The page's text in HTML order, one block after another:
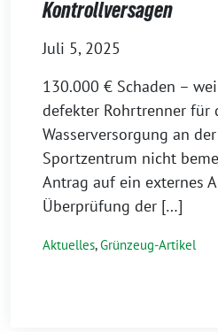
Kontrollversagen
Juli 5, 2025
130.000 € Schaden –
defekter Rohrtrenner für
Wasserversorgung an
Sportzentrum nicht
Antrag auf ein externes
Überprüfung der […]
Aktuelles,Grünzeug-Artikel